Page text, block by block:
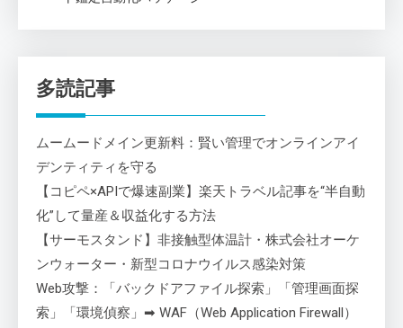
多読記事
ムームードメイン更新料：賢い管理でオンラインアイ
デンティティを守る
【コピペ×APIで爆速副業】楽天トラベル記事を“半自動
化”して量産＆収益化する方法
【サーモスタンド】非接触型体温計・株式会社オーケ
ンウォーター・新型コロナウイルス感染対策
Web攻撃：「バックドアファイル探索」「管理画面探
索」「環境偵察」➡ WAF（Web Application Firewall）